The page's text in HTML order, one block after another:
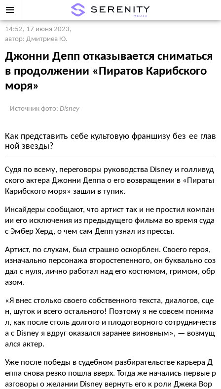
14:52, 17 июня 2023,
автор: Дмитриев Ю.
Джонни Депп отказывается сниматься
в продолжении «Пиратов Карибского
моря»
Источник фото: Disney
Как представить себе культовую франшизу без ее глав
ной звезды?
Судя по всему, переговоры руководства Disney и голливуд
ского актера Джонни Деппа о его возвращении в «Пираты
Карибского моря» зашли в тупик.
Инсайдеры сообщают, что артист так и не простил компан
ии его исключения из предыдущего фильма во время суда
с Эмбер Херд, о чем сам Депп узнал из прессы.
Артист, по слухам, был страшно оскорблен. Своего героя,
изначально персонажа второстепенного, он буквально соз
дал с нуля, лично работал над его костюмом, гримом, обр
азом.
«Я внес столько своего собственного текста, диалогов, сце
н, шуток и всего остального! Поэтому я не совсем понима
л, как после столь долгого и плодотворного сотрудничеств
а с Disney я вдруг оказался заранее виновным», — возмущ
ался актер.
Уже после победы в судебном разбирательстве карьера Д
еппа снова резко пошла вверх. Тогда же начались первые р
азговоры о желании Disney вернуть его к роли Джека Вор